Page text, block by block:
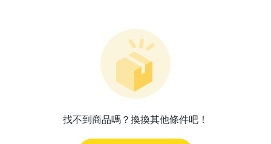
找不到商品嗎？換換其他條件吧！